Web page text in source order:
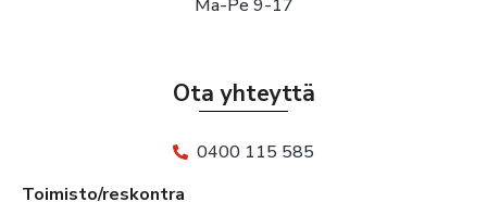
Ma-Pe 9-17
Ota yhteyttä
0400 115 585
Toimisto/reskontra